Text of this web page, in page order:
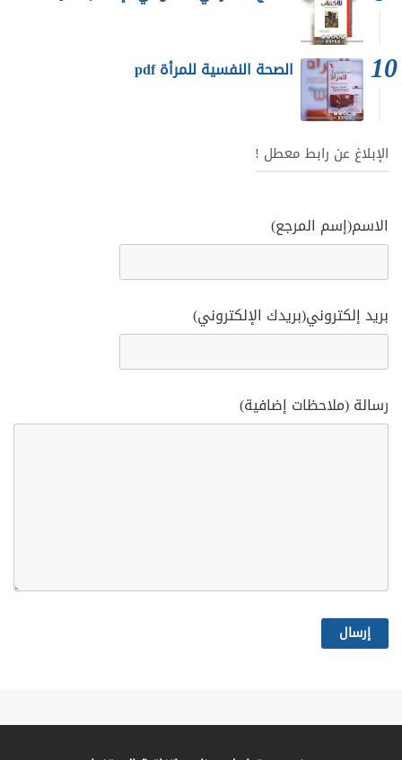
الصحة النفسية للمرأة pdf
الإبلاغ عن رابط معطل !
الاسم(إسم المرجع)
بريد إلكتروني(بريدك الإلكتروني)
رسالة (ملاحظات إضافية)